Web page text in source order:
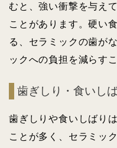
むと、強い衝撃を与え
ことがあります。硬い
る、セラミックの歯が
ックへの負担を減らす
歯ぎしり・食いし
歯ぎしりや食いしばり
ことが多く、セラミッ